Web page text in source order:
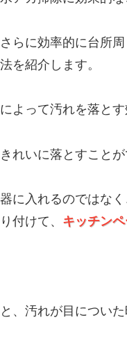
らに効率的に台所
を紹介します。
によって汚れを落と
れいに落とすことが
に入れるのではな
付けて、 キッチン
、汚れが目につい